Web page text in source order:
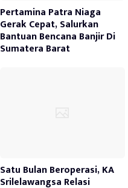
Pertamina Patra Niaga
Gerak Cepat, Salurkan
Bantuan Bencana Banjir Di
Sumatera Barat
Satu Bulan Beroperasi, KA
Srilelawangsa Relasi